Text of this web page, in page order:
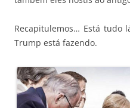
Recapitulemos… Está tudo
Trump está fazendo.